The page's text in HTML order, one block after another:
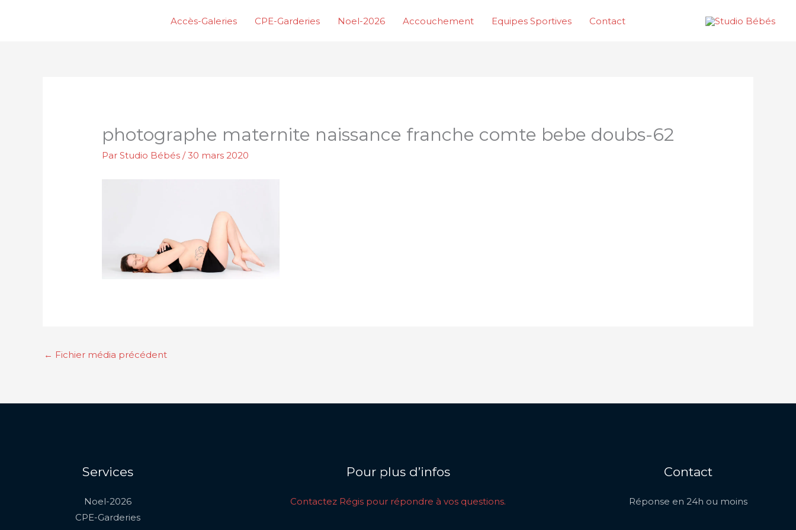
Accès-Galeries CPE-Garderies Noel-2026 Accouchement Equipes Sportives Contact
photographe maternite naissance franche comte bebe doubs-62
ParStudio Bébés/30 mars 2020
← Fichier média précédent
Services
Noel-2026
CPE-Garderies
Pour plus d’infos
Contactez Régis pour répondre à vos questions.
Contact
Réponse en 24h ou moins